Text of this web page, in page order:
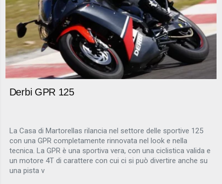
Derbi GPR 125
La Casa di Martorellas rilancia nel settore delle sportive 125
con una GPR completamente rinnovata nel look e nella
tecnica. La GPR è una sportiva vera, con una ciclistica valida e
un motore 4T di carattere con cui ci si può divertire anche su
una pista v